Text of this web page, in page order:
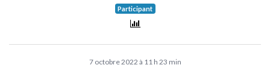
Participant
7 octobre 2022 à 11 h 23 min